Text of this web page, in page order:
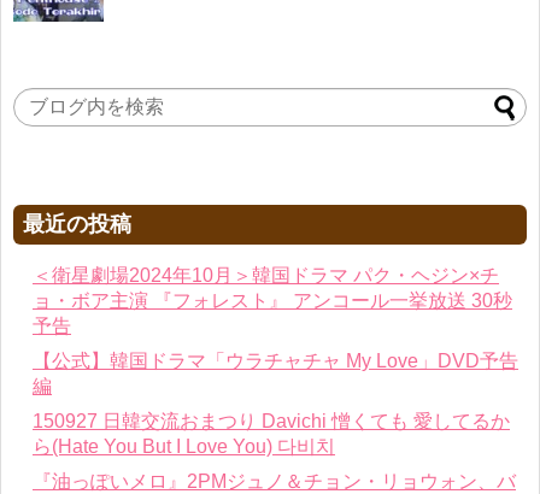
最近の投稿
＜衛星劇場2024年10月＞韓国ドラマ パク・ヘジン×チ
ョ・ボア主演 『フォレスト』 アンコール一挙放送 30秒
予告
【公式】韓国ドラマ「ウラチャチャ My Love」DVD予告
編
150927 日韓交流おまつり Davichi 憎くても 愛してるか
ら(Hate You But I Love You) 다비치
『油っぽいメロ』2PMジュノ＆チョン・リョウォン、バ